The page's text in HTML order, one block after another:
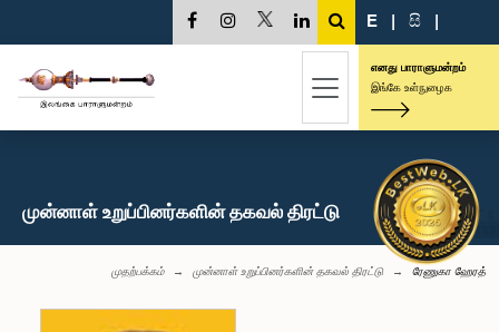
E | සි |
எனது பாராளுமன்றம்
இங்கே உள்நுழைக
முன்னாள் உறுப்பினர்களின் தகவல் திரட்டு
முதற்பக்கம் முன்னாள் உறுப்பினர்களின் தகவல் திரட்டு ரேணுகா ஹேரத்